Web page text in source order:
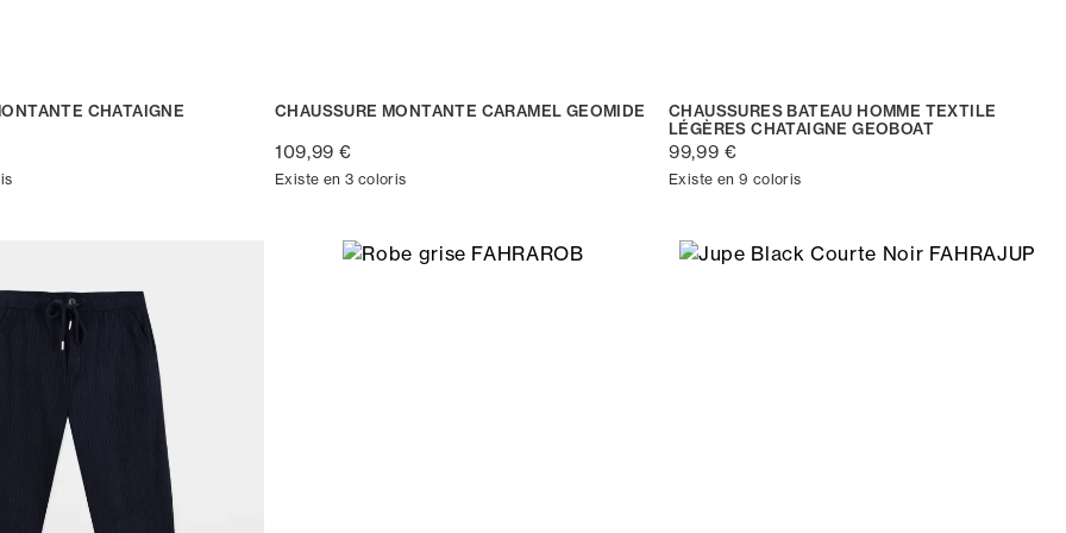
CHATAIGNE CHAUSSURE MONTANTE CARAMEL GEOMIDE
109,99 €
Existe en 3 coloris
CHAUSSURES BATEAU HOMME TEXTILE
LÉGÈRES CHATAIGNE GEOBOAT
99,99 €
Existe en 9 coloris